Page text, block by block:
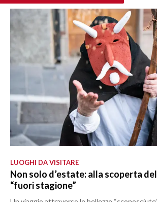
LUOGHI DA VISITARE
Non solo d’estate: alla scoperta
“fuori stagione”